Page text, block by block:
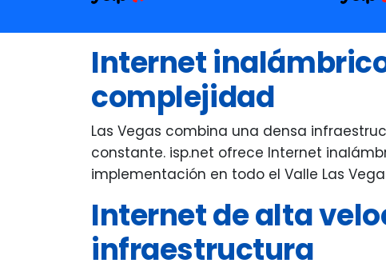
with
in
a
and
very
whole
Internet
complejidad
Las Vegas combina una densa
constante. isp.net ofrece Internet
implementación en todo el Valle Las
Internet de alta
infraestructura